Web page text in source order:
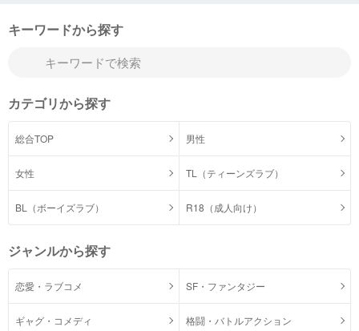
キーワードから探す
カテゴリから探す
総合TOP 男性
女性 TL（ティーンズラブ）
BL（ボーイズラブ） R18（成人向け）
ジャンルから探す
恋愛・ラブコメ SF・ファンタジー
ギャグ・コメディ 格闘・バトルアクション